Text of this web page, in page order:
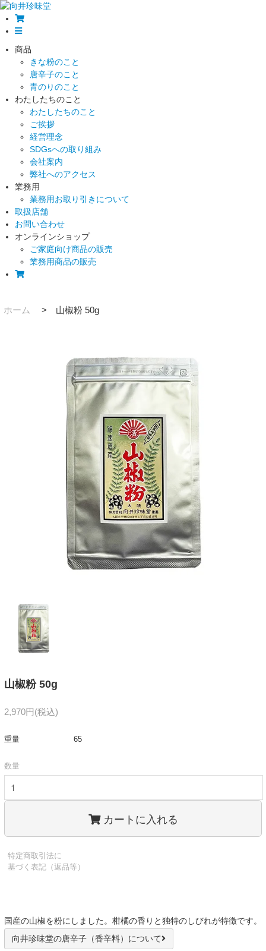
商品
きな粉のこと
唐辛子のこと
青のりのこと
わたしたちのこと
わたしたちのこと
ご挨拶
経営理念
SDGsへの取り組み
会社案内
弊社へのアクセス
業務用
業務用お取り引きについて
取扱店舗
お問い合わせ
オンラインショップ
ご家庭向け商品の販売
業務用商品の販売
ホーム > 山椒粉 50g
山椒粉 50g
2,970円(税込)
重量 65
数量
カートに入れる
特定商取引法に
基づく表記（返品等）
国産の山椒を粉にしました。柑橘の香りと独特のしびれが特徴です。
向井珍味堂の唐辛子（香辛料）について